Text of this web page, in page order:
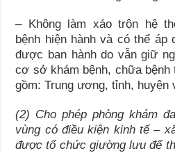
– Không làm xáo trộn hệ
bệnh hiện hành và có thể áp
được ban hành do vẫn giữ
cơ sở khám bệnh, chữa bệnh
gồm: Trung ương, tỉnh, huyện
(2) Cho phép phòng khám
vùng có điều kiện kinh tế –
được tổ chức giường lưu để